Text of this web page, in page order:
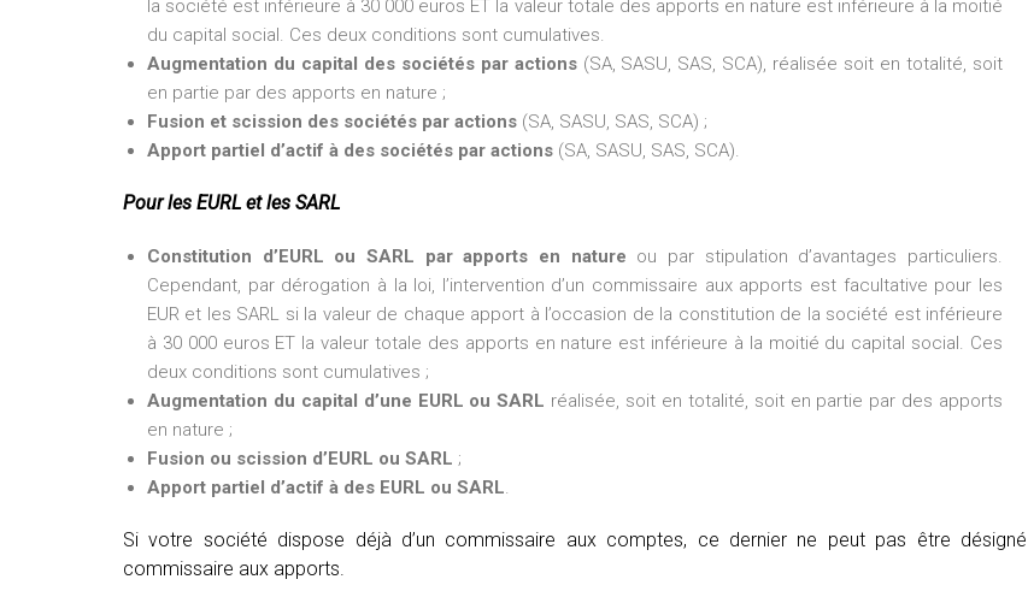
la société est inférieure à 30 000 euros ET la valeur totale des apports en nature est inférieure à la moitié
du capital social. Ces deux conditions sont cumulatives.
Augmentation du capital des sociétés par actions(SA, SASU, SAS, SCA), réalisée soit en totalité, soit
en partie par des apports en nature ;
Fusion et scission des sociétés par actions (SA, SASU, SAS, SCA) ;
Apport partiel d’actif à des sociétés par actions (SA, SASU, SAS, SCA).
Pour les EURL et les SARL
Constitution d’EURL ou SARL par apports en nature ou par stipulation d’avantages particuliers.
Cependant, par dérogation à la loi, l’intervention d’un commissaire aux apports est facultative pour les
EUR et les SARL si la valeur de chaque apport à l’occasion de la constitution de la société est inférieure
à 30 000 euros ET la valeur totale des apports en nature est inférieure à la moitié du capital social. Ces
deux conditions sont cumulatives ;
Augmentation du capital d’une EURL ou SARL réalisée, soit en totalité, soit en partie par des apports
en nature ;
Fusion ou scission d’EURL ou SARL ;
Apport partiel d’actif à des EURL ou SARL.
Si votre société dispose déjà d’un commissaire aux comptes, ce dernier ne peut pas être désigné
commissaire aux apports.